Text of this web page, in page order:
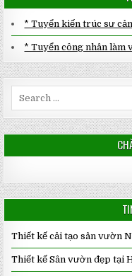
* Tuyển kiến trúc sư
* Tuyển công nhân làm
Thiết kế cải tạo sân vườn
Thiết kế Sân vườn đẹp tại